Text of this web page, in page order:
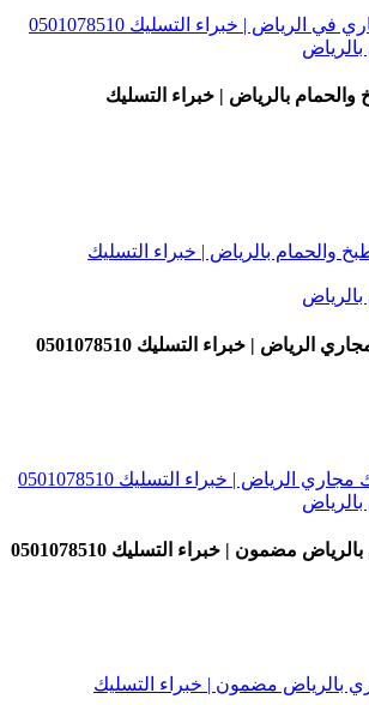
والحمام بالرياض | خبراء التسليك
| خبراء التسليك 0501078510
مضمون | خبراء التسليك 0501078510